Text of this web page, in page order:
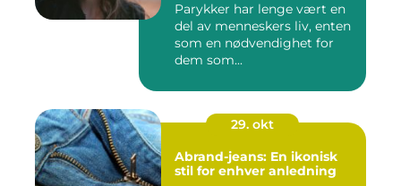
Parykker har lenge vært en
del av menneskers liv, enten
som en nødvendighet for
dem som...
29. okt
Abrand-jeans: En ikonisk
stil for enhver anledning